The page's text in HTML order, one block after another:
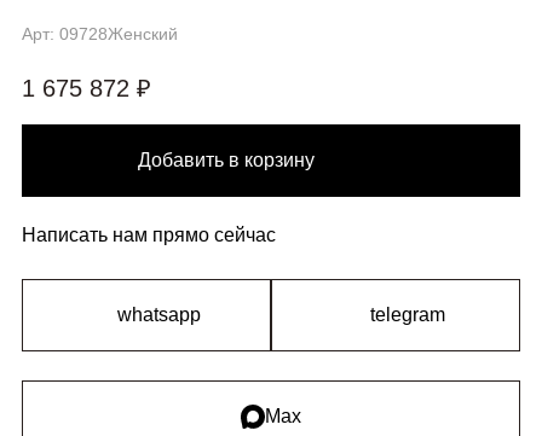
Арт: 09728Женский
1 675 872 ₽
Добавить в корзину
Написать нам прямо сейчас
whatsapp telegram
Max